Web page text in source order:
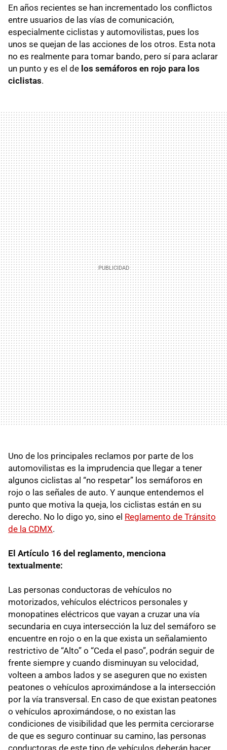
En años recientes se han incrementado los conflictos
entre usuarios de las vías de comunicación,
especialmente ciclistas y automovilistas, pues los
unos se quejan de las acciones de los otros. Esta nota
no es realmente para tomar bando, pero sí para aclarar
un punto y es el de los semáforos en rojo para los
ciclistas.
Uno de los principales reclamos por parte de los
automovilistas es la imprudencia que llegar a tener
algunos ciclistas al “no respetar” los semáforos en
rojo o las señales de auto. Y aunque entendemos el
punto que motiva la queja, los ciclistas están en su
derecho. No lo digo yo, sino el Reglamento de Tránsito
de la CDMX.
El Artículo 16 del reglamento, menciona
textualmente:
Las personas conductoras de vehículos no
motorizados, vehículos eléctricos personales y
monopatines eléctricos que vayan a cruzar una vía
secundaria en cuya intersección la luz del semáforo se
encuentre en rojo o en la que exista un señalamiento
restrictivo de “Alto” o “Ceda el paso”, podrán seguir de
frente siempre y cuando disminuyan su velocidad,
volteen a ambos lados y se aseguren que no existen
peatones o vehículos aproximándose a la intersección
por la vía transversal. En caso de que existan peatones
o vehículos aproximándose, o no existan las
condiciones de visibilidad que les permita cerciorarse
de que es seguro continuar su camino, las personas